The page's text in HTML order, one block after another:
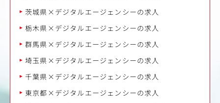
茨城県×デジタルエージェンシーの求人
栃木県×デジタルエージェンシーの求人
群馬県×デジタルエージェンシーの求人
埼玉県×デジタルエージェンシーの求人
千葉県×デジタルエージェンシーの求人
東京都×デジタルエージェンシーの求人